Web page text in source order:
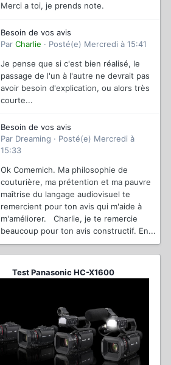
Merci a toi, je prends note.
Besoin de vos avis
Par Charlie · Posté(e) Mercredi à 15:41
Je pense que si c'est bien réalisé, le
passage de l'un à l'autre ne devrait pas
avoir besoin d'explication, ou alors très
courte...
Besoin de vos avis
Par Dreaming · Posté(e) Mercredi à
15:33
Ok Comemich. Ma philosophie de
couturière, ma prétention et ma pauvre
maîtrise du langage audiovisuel te
remercient pour ton avis qui m'aide à
m'améliorer. Charlie, je te remercie
beaucoup pour ton avis constructif. En...
Test Panasonic HC-X1600